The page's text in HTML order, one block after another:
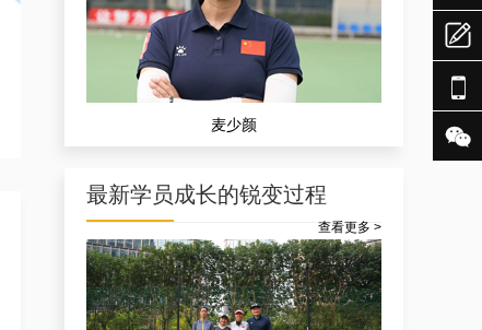
麦少颜
最新学员成长的锐变过程
查看更多 >


